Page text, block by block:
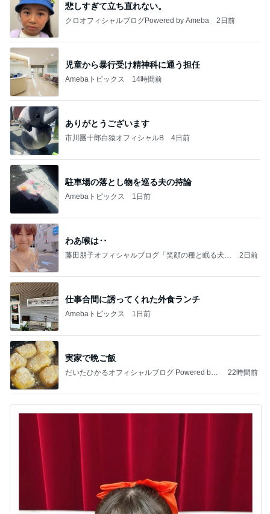
悲しすぎて立ち直れない。
クロオフィシャルブログPowered by Ameba 2日前
児童から暴行受け精神科に通う担任
Amebaトピックス 14時間前
ありがとうございます
市川團十郎白猿オフィシャルB 4日前
駐車場の落とし物を巡る夫の持論
Amebaトピックス 1日前
わあ喉は‥
藤田朋子オフィシャルブログ「笑顔の種と眠る犬」
2日前
仕事合間に誘ってくれた外食ランチ
Amebaトピックス 1日前
実家で晩ご飯
だいたひかるオフィシャルブログ Powered by
22時間前